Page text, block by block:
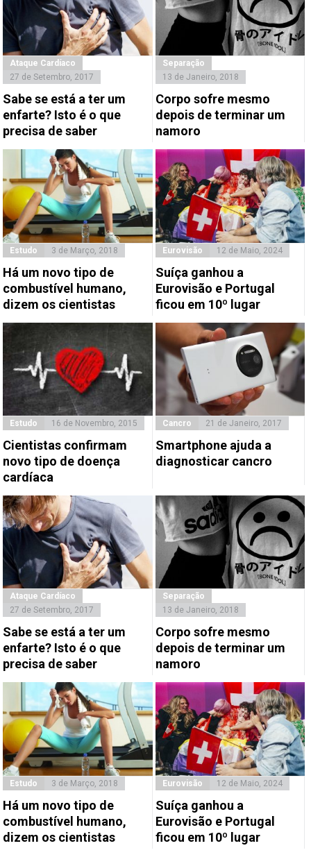
Ataque Cardíaco
27 de Setembro, 2017
Sabe se está a ter um
enfarte? Isto é o que
precisa de saber
Separação
13 de Janeiro, 2018
Corpo sofre mesmo
depois de terminar um
namoro
Estudo 3 de Março, 2018
Há um novo tipo de
combustível humano,
dizem os cientistas
Eurovisão 12 de Maio, 2024
Suíça ganhou a
Eurovisão e Portugal
ficou em 10º lugar
Estudo 16 de Novembro, 2015
Cientistas confirmam
novo tipo de doença
cardíaca
Cancro 21 de Janeiro, 2017
Smartphone ajuda a
diagnosticar cancro
Ataque Cardíaco
27 de Setembro, 2017
Sabe se está a ter um
enfarte? Isto é o que
precisa de saber
Separação
13 de Janeiro, 2018
Corpo sofre mesmo
depois de terminar um
namoro
Estudo 3 de Março, 2018
Há um novo tipo de
combustível humano,
dizem os cientistas
Eurovisão 12 de Maio, 2024
Suíça ganhou a
Eurovisão e Portugal
ficou em 10º lugar